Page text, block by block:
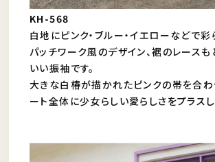
KH-568
白地にピンク・ブルー・イエローなどで彩
パッチワーク風のデザイン、裾のレースも
いい振袖です。
大きな白椿が描かれたピンクの帯を合わ
ート全体に少女らしい愛らしさをプラスし